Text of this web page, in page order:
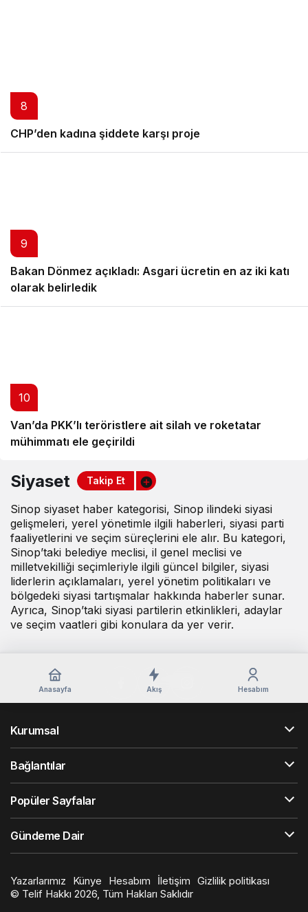
8
CHP’den kadına şiddete karşı proje
9
Bakan Dönmez açıkladı: Asgari ücretin en az iki katı
olarak belirledik
10
Van’da PKK’lı teröristlere ait silah ve roketatar
mühimmatı ele geçirildi
Siyaset Takip Et
Sinop siyaset haber kategorisi, Sinop ilindeki siyasi
gelişmeleri, yerel yönetimle ilgili haberleri, siyasi parti
faaliyetlerini ve seçim süreçlerini ele alır. Bu kategori,
Sinop’taki belediye meclisi, il genel meclisi ve
milletvekilliği seçimleriyle ilgili güncel bilgiler, siyasi
liderlerin açıklamaları, yerel yönetim politikaları ve
bölgedeki siyasi tartışmalar hakkında haberler sunar.
Ayrıca, Sinop’taki siyasi partilerin etkinlikleri, adaylar
ve seçim vaatleri gibi konulara da yer verir.
Anasayfa Akış Hesabım
Kurumsal
Bağlantılar
Popüler Sayfalar
Gündeme Dair
Yazarlarımız Künye Hesabım İletişim Gizlilik politikası
© Telif Hakkı 2026, Tüm Hakları Saklıdır